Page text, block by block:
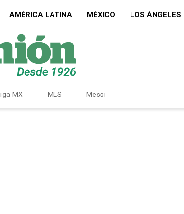
AMÉRICA LATINA MÉXICO LOS ÁNGELES
Liga MX MLS Messi